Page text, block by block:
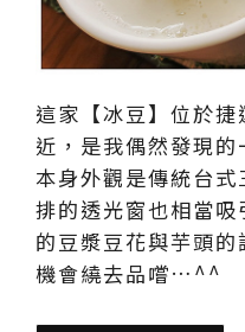
這家【冰豆】位於
近，是我偶然發現
本身外觀是傳統台
排的透光窗也相當
的豆漿豆花與芋頭
機會繞去品嚐…^^